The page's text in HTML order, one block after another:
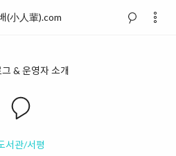
(小人輩).com
& 운영자 소개
서관/서평